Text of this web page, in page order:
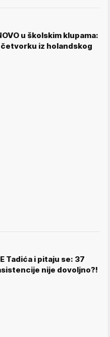
u školskim klupama:
iz holandskog
Tadića i pitaju se: 37
nije dovoljno?!